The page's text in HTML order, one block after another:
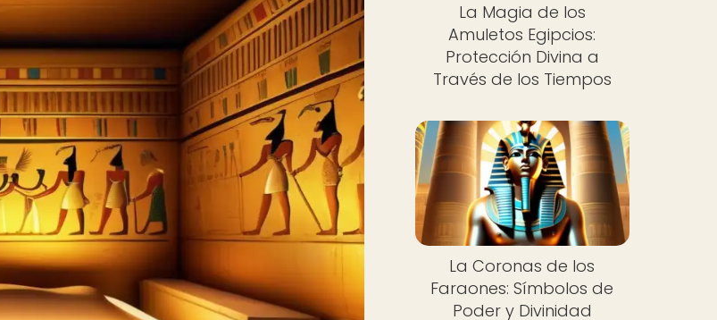
La Magia de los
Amuletos Egipcios:
Protección Divina a
Través de los Tiempos
La Coronas de los
Faraones: Símbolos de
Poder y Divinidad